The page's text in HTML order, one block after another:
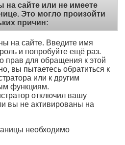
на сайте или не имеете
Это могло произойти
причин:
на сайте. Введите имя
и попробуйте ещё раз.
прав для обращения к этой
вы пытаетесь обратиться к
или к другим
функциям.
отключил вашу
вы не активированы на
необходимо